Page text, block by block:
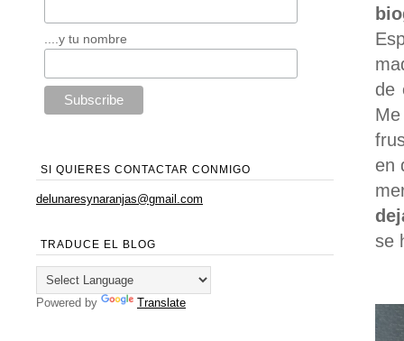
de
en
se
....y tu nombre
SI QUIERES CONTACTAR CONMIGO
delunaresynaranjas@gmail.com
TRADUCE EL BLOG
Powered by Translate